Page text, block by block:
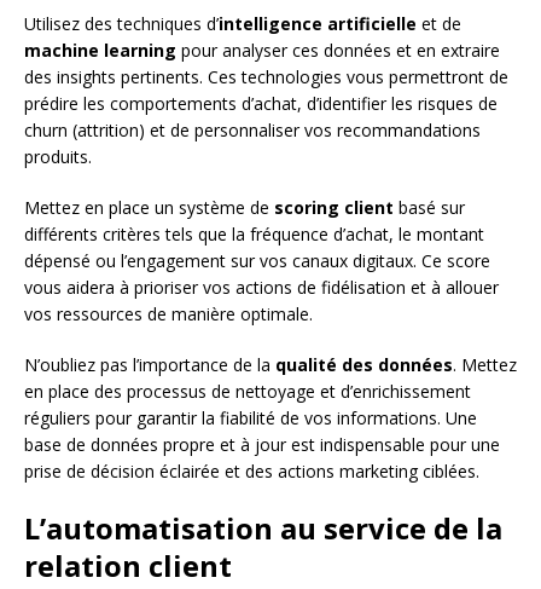
Utilisez des techniques d’intelligence artificielle et de
machine learning pour analyser ces données et en extraire
des insights pertinents. Ces technologies vous permettront de
prédire les comportements d’achat, d’identifier les risques de
churn (attrition) et de personnaliser vos recommandations
produits.
Mettez en place un système de scoring client basé sur
différents critères tels que la fréquence d’achat, le montant
dépensé ou l’engagement sur vos canaux digitaux. Ce score
vous aidera à prioriser vos actions de fidélisation et à allouer
vos ressources de manière optimale.
N’oubliez pas l’importance de la qualité des données. Mettez
en place des processus de nettoyage et d’enrichissement
réguliers pour garantir la fiabilité de vos informations. Une
base de données propre et à jour est indispensable pour une
prise de décision éclairée et des actions marketing ciblées.
L’automatisation au service de la
relation client